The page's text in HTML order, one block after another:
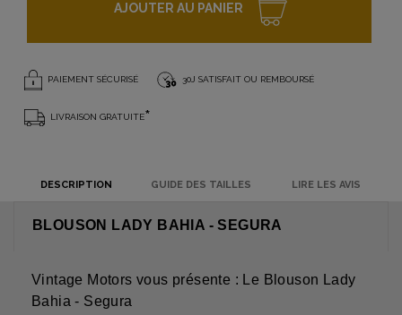
AJOUTER AU PANIER
PAIEMENT SÉCURISÉ 30J SATISFAIT OU REMBOURSÉ
LIVRAISON GRATUITE*
DESCRIPTION GUIDE DES TAILLES LIRE LES AVIS
BLOUSON LADY BAHIA - SEGURA
Vintage Motors vous présente : Le Blouson Lady
Bahia - Segura